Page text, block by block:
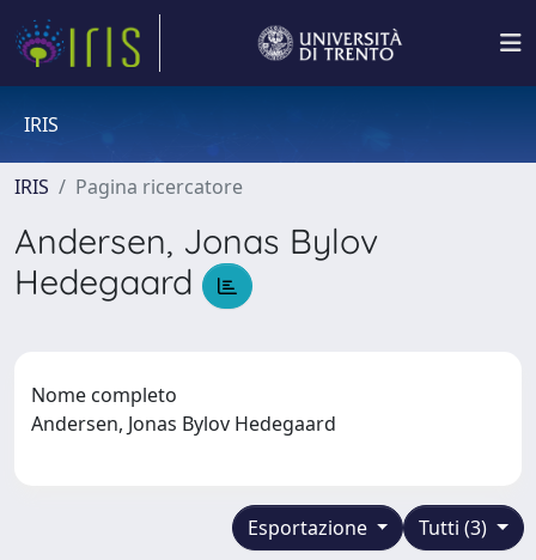
IRIS
IRIS Pagina ricercatore
Andersen, Jonas Bylov
Hedegaard
Nome completo
Andersen, Jonas Bylov Hedegaard
Tutti (3)
Esportazione